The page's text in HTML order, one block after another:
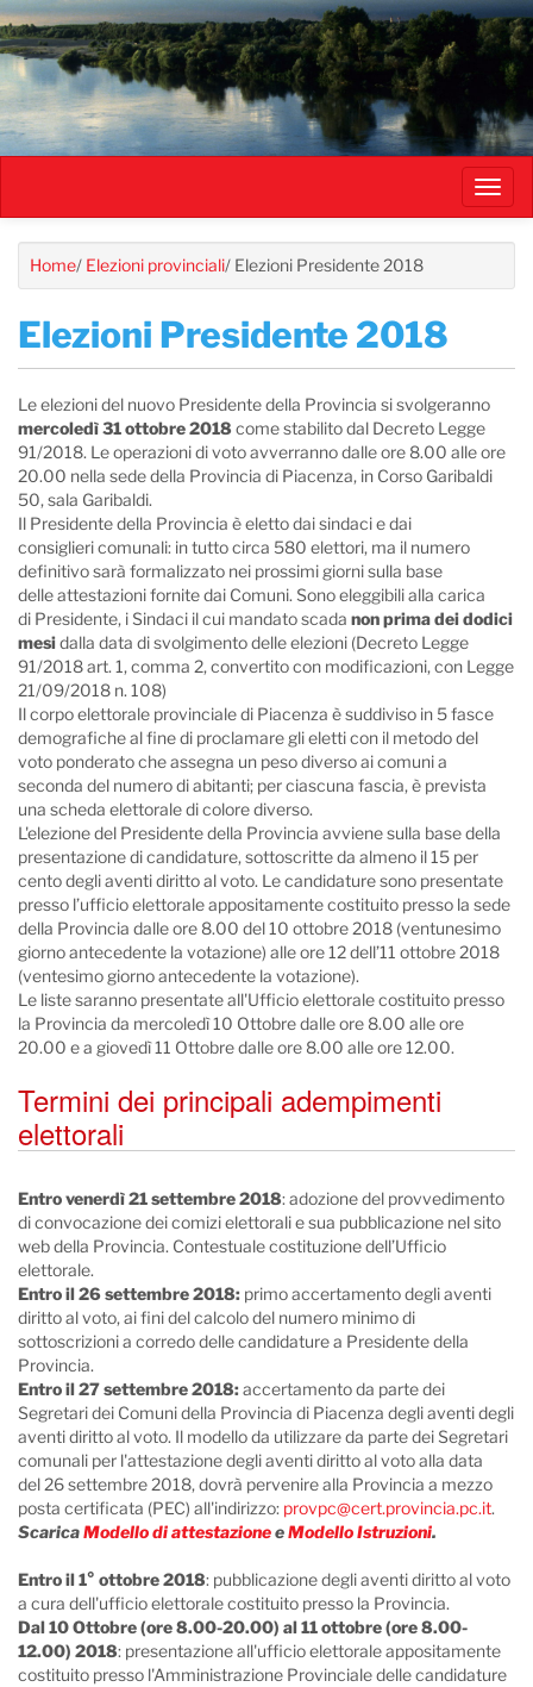
Salta
al
contenuto
principale
Home/ Elezioni provinciali/ Elezioni Presidente 2018
Elezioni Presidente 2018
Le elezioni del nuovo Presidente della Provincia si svolgeranno
mercoledì 31 ottobre 2018 come stabilito dal Decreto Legge
91/2018. Le operazioni di voto avverranno dalle ore 8.00 alle ore
20.00 nella sede della Provincia di Piacenza, in Corso Garibaldi
50, sala Garibaldi.
Il Presidente della Provincia è eletto dai sindaci e dai
consiglieri comunali: in tutto circa 580 elettori, ma il numero
definitivo sarà formalizzato nei prossimi giorni sulla base
delle attestazioni fornite dai Comuni. Sono eleggibili alla carica
di Presidente, i Sindaci il cui mandato scada non prima dei dodici
mesidalla data di svolgimento delle elezioni (Decreto Legge
91/2018 art. 1, comma 2, convertito con modificazioni, con Legge
21/09/2018 n. 108)
Il corpo elettorale provinciale di Piacenza è suddiviso in 5 fasce
demografiche al fine di proclamare gli eletti con il metodo del
voto ponderato che assegna un peso diverso ai comuni a
seconda del numero di abitanti; per ciascuna fascia, è prevista
una scheda elettorale di colore diverso.
L'elezione del Presidente della Provincia avviene sulla base della
presentazione di candidature, sottoscritte da almeno il 15 per
cento degli aventi diritto al voto. Le candidature sono presentate
presso l’ufficio elettorale appositamente costituito presso la sede
della Provincia dalle ore 8.00 del 10 ottobre 2018 (ventunesimo
giorno antecedente la votazione) alle ore 12 dell’11 ottobre 2018
(ventesimo giorno antecedente la votazione).
Le liste saranno presentate all'Ufficio elettorale costituito presso
la Provincia da mercoledì 10 Ottobre dalle ore 8.00 alle ore
20.00 e a giovedì 11 Ottobre dalle ore 8.00 alle ore 12.00.
Termini dei principali adempimenti
elettorali
Entro venerdì 21 settembre 2018: adozione del provvedimento
di convocazione dei comizi elettorali e sua pubblicazione nel sito
web della Provincia. Contestuale costituzione dell’Ufficio
elettorale.
Entro il 26 settembre 2018: primo accertamento degli aventi
diritto al voto, ai fini del calcolo del numero minimo di
sottoscrizioni a corredo delle candidature a Presidente della
Provincia.
Entro il 27 settembre 2018:accertamento da parte dei
Segretari dei Comuni della Provincia di Piacenza degli aventi degli
aventi diritto al voto. Il modello da utilizzare da parte dei Segretari
comunali per l'attestazione degli aventi diritto al voto alla data
del 26 settembre 2018, dovrà pervenire alla Provincia a mezzo
posta certificata (PEC) all'indirizzo: provpc@cert.provincia.pc.it.
ScaricaModello di attestazioneeModello Istruzioni.
Entro il 1° ottobre 2018: pubblicazione degli aventi diritto al voto
a cura dell'ufficio elettorale costituito presso la Provincia.
Dal 10 Ottobre (ore 8.00-20.00) al 11 ottobre (ore 8.00-
12.00) 2018: presentazione all'ufficio elettorale appositamente
costituito presso l'Amministrazione Provinciale delle candidature